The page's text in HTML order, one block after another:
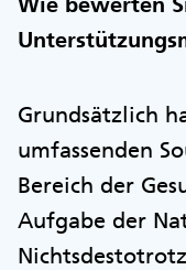
Grundsätzlich
umfassenden
Bereich der
Aufgabe der